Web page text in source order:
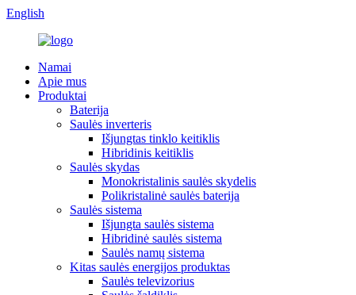
English
Namai
Apie mus
Produktai
Baterija
Saulės inverteris
Išjungtas tinklo keitiklis
Hibridinis keitiklis
Saulės skydas
Monokristalinis saulės skydelis
Polikristalinė saulės baterija
Saulės sistema
Išjungta saulės sistema
Hibridinė saulės sistema
Saulės namų sistema
Kitas saulės energijos produktas
Saulės televizorius